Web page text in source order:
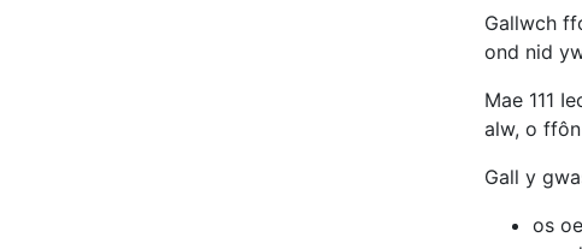
Gallwch
ond nid
Mae 111
alw, o
Gall y
os